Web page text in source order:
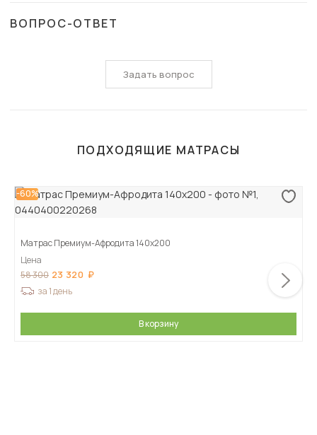
ВОПРОС-ОТВЕТ
Задать вопрос
ПОДХОДЯЩИЕ МАТРАСЫ
-60%
Матрас Премиум-Афродита 140х200
Цена
58 300 23 320
за 1 день
В корзину